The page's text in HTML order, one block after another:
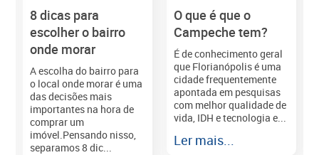
8 dicas para
escolher o bairro
onde morar
A escolha do bairro para
o local onde morar é uma
das decisões mais
importantes na hora de
comprar um
imóvel.Pensando nisso,
separamos 8 dic...
O que é que o
Campeche tem?
É de conhecimento geral
que Florianópolis é uma
cidade frequentemente
apontada em pesquisas
com melhor qualidade de
vida, IDH e tecnologia e...
Ler mais...